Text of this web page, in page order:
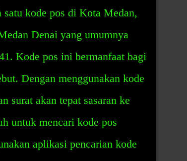
kode pos di Kota Medan,
Denai yang umumnya
Kode pos ini bermanfaat bagi
Dengan menggunakan kode
surat akan tepat sasaran ke
untuk mencari kode pos
aplikasi pencarian kode